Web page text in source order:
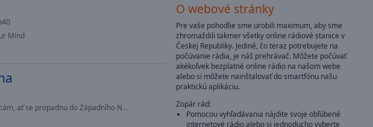
Mind
se propadnu do Západního Německa...4
O webové stránky
Pre vaše pohodlie sme urobili maximum, aby sme
zhromaždili takmer všetky online rádiové stanice v
Českej Republiky. Jediné, čo teraz potrebujete na
počúvanie rádia, je náš prehrávač. Môžete počúvať
akékoľvek bezplatné online rádio na našom webe
alebo si môžete nainštalovať do smartfónu našu
praktickú aplikáciu.
Zopár rád:
Pomocou vyhľadávania nájdite svoje obľúbené
internetové rádio alebo si jednoducho vyberte